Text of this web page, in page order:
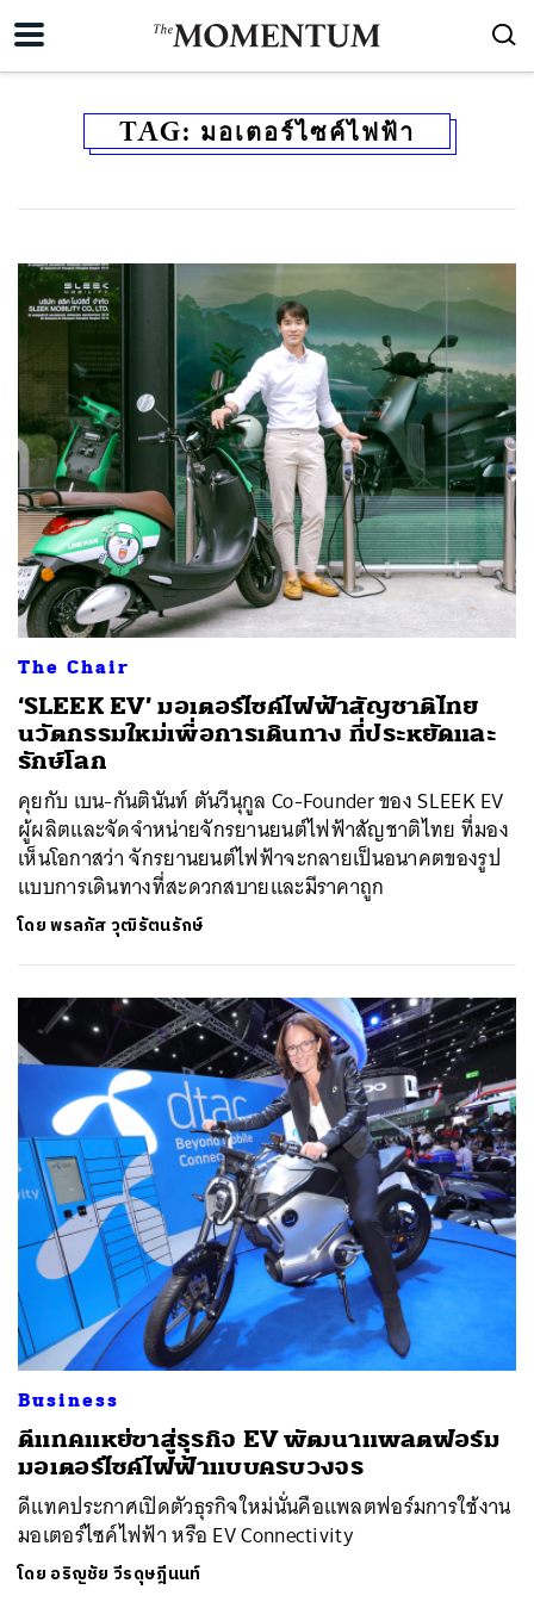
TAG: มอเตอร์ไซค์ไฟฟ้า
The Chair
‘SLEEK EV’ มอเตอร์ไซค์ไฟฟ้าสัญชาติไทย
นวัตกรรมใหม่เพื่อการเดินทาง ที่ประหยัดและ
รักษ์โลก
คุยกับ เบน-กันตินันท์ ตันวีนุกูล Co-Founder ของ SLEEK EV
ผู้ผลิตและจัดจำหน่ายจักรยานยนต์ไฟฟ้าสัญชาติไทย ที่มอง
เห็นโอกาสว่า จักรยานยนต์ไฟฟ้าจะกลายเป็นอนาคตของรูป
แบบการเดินทางที่สะดวกสบายและมีราคาถูก
โดยพรลภัส วุฒิรัตนรักษ์
Business
ดีแทคแหย่ขาสู่ธุรกิจ EV พัฒนาแพลตฟอร์ม
มอเตอร์ไซค์ไฟฟ้าแบบครบวงจร
ดีแทคประกาศเปิดตัวธุรกิจใหม่นั่นคือแพลตฟอร์มการใช้งาน
มอเตอร์ไซค์ไฟฟ้า หรือ EV Connectivity
โดย อริญชัย วีรดุษฎีนนท์
ค้นหา
SHARE TWEET LINE EMAIL